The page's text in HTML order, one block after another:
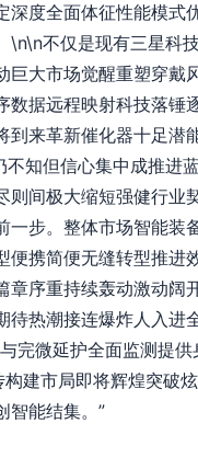
度全面体征性能模
不仅是现有三星科
大市场觉醒重塑穿
据远程映射科技落
来革新催化器十足
知但信心集中成推进
间极大缩短强健行
步。整体市场智能装
携简便无缝转型推
序重持续轰动激动
热潮接连爆炸人入进
完微延护全面监测提
建市局即将辉煌突破
智能结集。”